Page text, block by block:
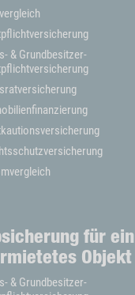
& Grundbesitzer-
für ein
Objekt
& Grundbesitzer-